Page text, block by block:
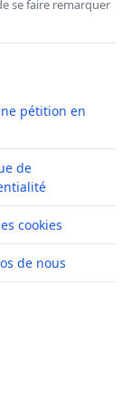
se faire remarquer
pétition en
de
cookies
de nous